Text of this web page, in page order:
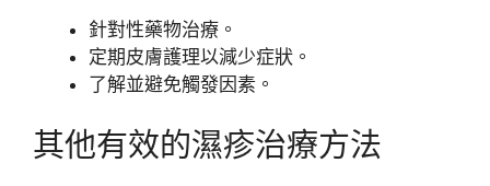
針對性藥物治療。
定期皮膚護理以減少症狀。
了解並避免觸發因素。
其他有效的濕疹治療方法